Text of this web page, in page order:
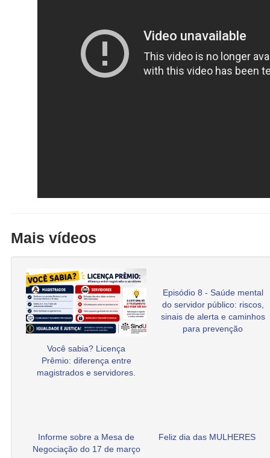
Mais vídeos
Você sabia? Licença
Prêmio: diferença entre
magistrados e servidores.
Episódio 8 - Saúde mental
do servidor público: riscos,
sinais de alerta e caminhos
para prevenção
Informe sobre a Mesa de
Negociação do 17 de março
Feliz dia das MULHERES